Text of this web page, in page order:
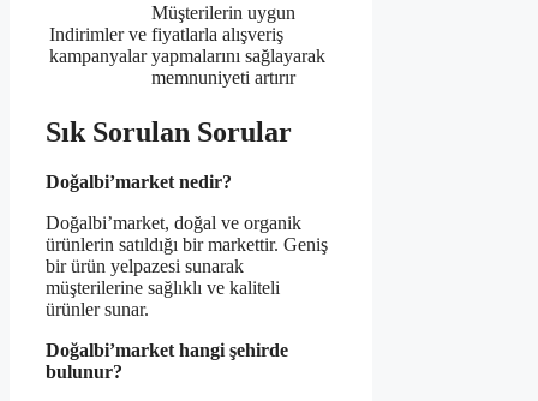
Indirimler ve
kampanyalar
Müşterilerin uygun
fiyatlarla alışveriş
yapmalarını sağlayarak
memnuniyeti artırır
Sık Sorulan Sorular
Doğalbi’market nedir?
Doğalbi’market, doğal ve organik
ürünlerin satıldığı bir markettir. Geniş
bir ürün yelpazesi sunarak
müşterilerine sağlıklı ve kaliteli
ürünler sunar.
Doğalbi’market hangi şehirde
bulunur?